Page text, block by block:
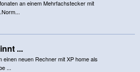
an einem Mehrfachstecker mit
...
einen neuen Rechner mit XP home als
...